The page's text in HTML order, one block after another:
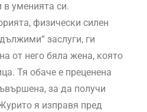
в уменията си.
физически силен
заслуги, ги
от него бяла жена, която
Тя обаче е преценена
за да получи
я изправя пред